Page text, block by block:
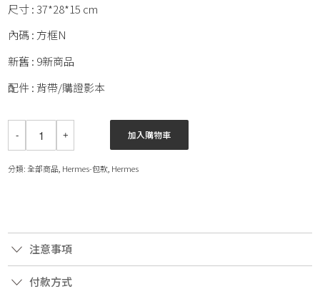
尺寸 : 37*28*15 cm
內碼 : 方框N
新舊 : 9新商品
配件 : 背帶/購證影本
加入購物車
分類:全部商品 Hermes-包款 Hermes
注意事項
付款方式